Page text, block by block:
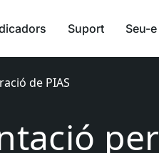
Suport Seu-e
de PIAS
per